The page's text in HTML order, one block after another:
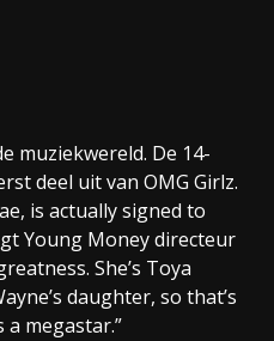
muziekwereld. De 14-
deel uit van OMG Girlz.
is actually signed to
Young Money directeur
She’s Toya
daughter, so that’s
a megastar.”